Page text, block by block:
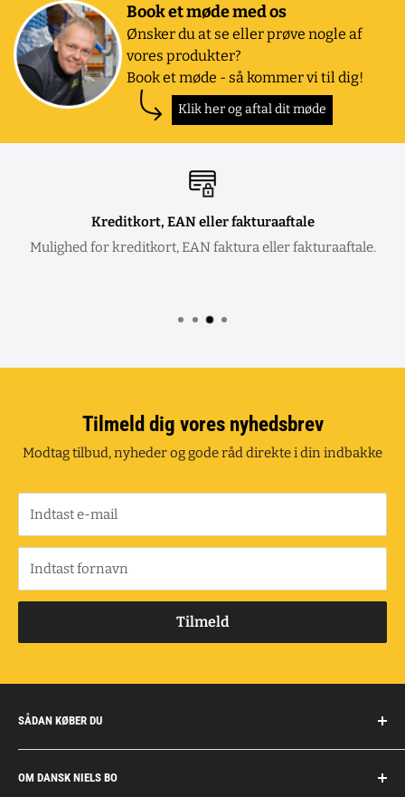
Book et møde med os
Ønsker du at se eller prøve nogle af
vores produkter?
Book et møde - så kommer vi til dig!
Klik her og aftal dit møde
Kreditkort, EAN eller fakturaaftale
Mulighed for kreditkort, EAN faktura eller fakturaaftale.
Tilmeld dig vores nyhedsbrev
Modtag tilbud, nyheder og gode råd direkte i din indbakke
Indtast e-mail
Indtast fornavn
Tilmeld
SÅDAN KØBER DU
Handelsbetingelser
Fragt og retur
OM DANSK NIELS BO